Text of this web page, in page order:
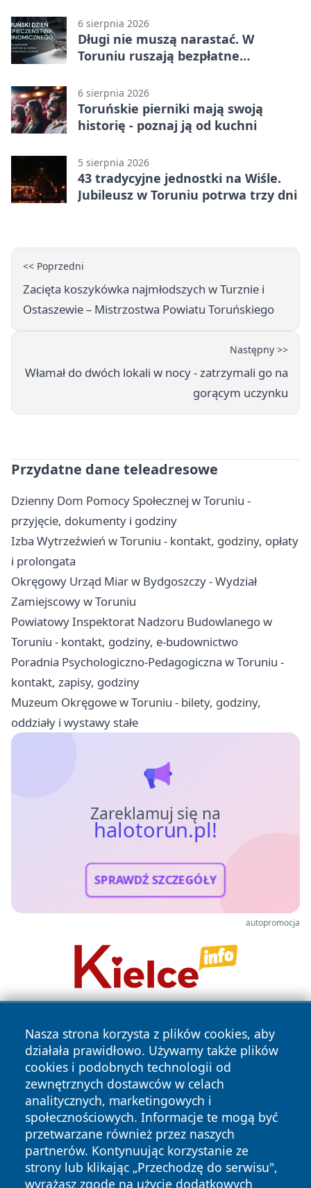
6 sierpnia 2026
Długi nie muszą narastać. W
Toruniu ruszają bezpłatne
6 sierpnia 2026
Toruńskie pierniki mają swoją
historię - poznaj ją od kuchni
5 sierpnia 2026
43 tradycyjne jednostki na Wiśle.
Jubileusz w Toruniu potrwa trzy dni
<< Poprzedni
Zacięta koszykówka najmłodszych w Turznie i
Ostaszewie – Mistrzostwa Powiatu Toruńskiego
Następny >>
Włamał do dwóch lokali w nocy - zatrzymali go na
gorącym uczynku
Przydatne dane teleadresowe
Dzienny Dom Pomocy Społecznej w Toruniu -
przyjęcie, dokumenty i godziny
Izba Wytrzeźwień w Toruniu - kontakt, godziny, opłaty
i prolongata
Okręgowy Urząd Miar w Bydgoszczy - Wydział
Zamiejscowy w Toruniu
Powiatowy Inspektorat Nadzoru Budowlanego w
Toruniu - kontakt, godziny, e-budownictwo
Poradnia Psychologiczno-Pedagogiczna w Toruniu -
kontakt, zapisy, godziny
Muzeum Okręgowe w Toruniu - bilety, godziny,
oddziały i wystawy stałe
Zareklamuj się na
halotorun.pl!
SPRAWDŹ SZCZEGÓŁY
autopromocja
Nasza strona korzysta z plików cookies, aby
działała prawidłowo. Używamy także plików
cookies i podobnych technologii od
zewnętrznych dostawców w celach
analitycznych, marketingowych i
społecznościowych. Informacje te mogą być
przetwarzane również przez naszych
partnerów. Kontynuując korzystanie ze
strony lub klikając „Przechodzę do serwisu",
wyrażasz zgodę na użycie dodatkowych
Copyright © 2026 halotorun.pl Wszystkie prawa zastrzeżone.
News Autorzy
Polityka
Prywatności
Polityka
Cookies